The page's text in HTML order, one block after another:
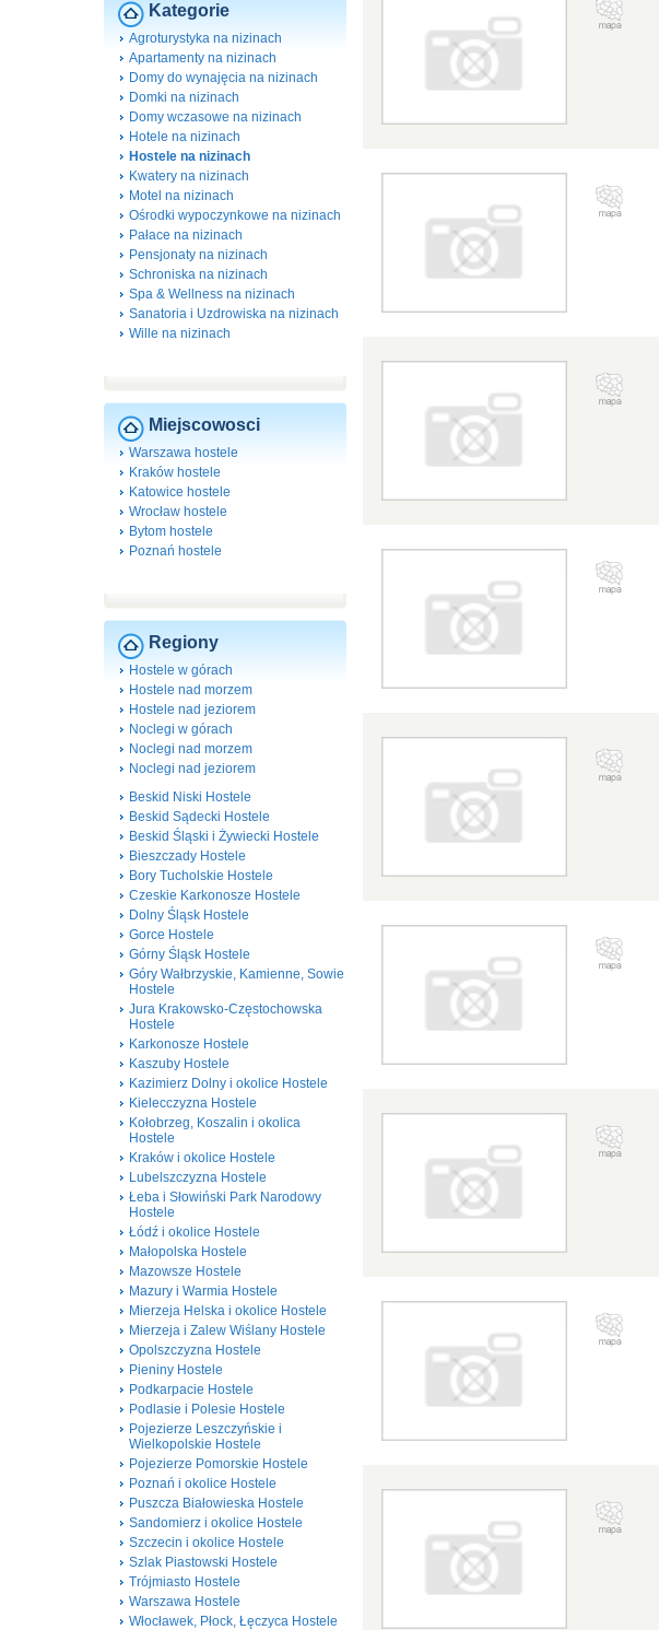
Kategorie
Agroturystyka na nizinach
Apartamenty na nizinach
Domy do wynajęcia na nizinach
Domki na nizinach
Domy wczasowe na nizinach
Hotele na nizinach
Hostele na nizinach
Kwatery na nizinach
Motel na nizinach
Ośrodki wypoczynkowe na nizinach
Pałace na nizinach
Pensjonaty na nizinach
Schroniska na nizinach
Spa & Wellness na nizinach
Sanatoria i Uzdrowiska na nizinach
Wille na nizinach
Miejscowosci
Warszawa hostele
Kraków hostele
Katowice hostele
Wrocław hostele
Bytom hostele
Poznań hostele
Regiony
Hostele w górach
Hostele nad morzem
Hostele nad jeziorem
Noclegi w górach
Noclegi nad morzem
Noclegi nad jeziorem
Beskid Niski Hostele
Beskid Sądecki Hostele
Beskid Śląski i Żywiecki Hostele
Bieszczady Hostele
Bory Tucholskie Hostele
Czeskie Karkonosze Hostele
Dolny Śląsk Hostele
Gorce Hostele
Górny Śląsk Hostele
Góry Wałbrzyskie, Kamienne, Sowie
Hostele
Jura Krakowsko-Częstochowska
Hostele
Karkonosze Hostele
Kaszuby Hostele
Kazimierz Dolny i okolice Hostele
Kielecczyzna Hostele
Kołobrzeg, Koszalin i okolica
Hostele
Kraków i okolice Hostele
Lubelszczyzna Hostele
Łeba i Słowiński Park Narodowy
Hostele
Łódź i okolice Hostele
Małopolska Hostele
Mazowsze Hostele
Mazury i Warmia Hostele
Mierzeja Helska i okolice Hostele
Mierzeja i Zalew Wiślany Hostele
Opolszczyzna Hostele
Pieniny Hostele
Podkarpacie Hostele
Podlasie i Polesie Hostele
Pojezierze Leszczyńskie i
Wielkopolskie Hostele
Pojezierze Pomorskie Hostele
Poznań i okolice Hostele
Puszcza Białowieska Hostele
Sandomierz i okolice Hostele
Szczecin i okolice Hostele
Szlak Piastowski Hostele
Trójmiasto Hostele
Warszawa Hostele
Włocławek, Płock, Łęczyca Hostele